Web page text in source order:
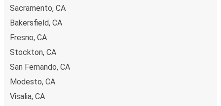
Sacramento, CA
Bakersfield, CA
Fresno, CA
Stockton, CA
San Fernando, CA
Modesto, CA
Visalia, CA